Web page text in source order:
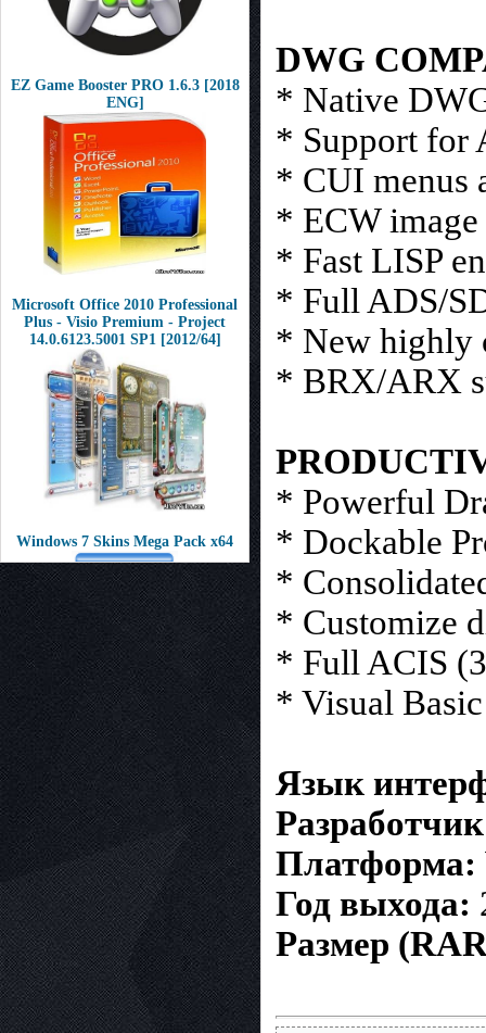
EZ Game Booster PRO 1.6.3 [2018
ENG]
Microsoft Office 2010 Professional
Plus - Visio Premium - Project
14.0.6123.5001 SP1 [2012/64]
Windows 7 Skins Mega Pack x64
DWG
* Native
* Support for
* CUI menus
* ECW
* Fast LISP
* Full ADS/
* New highly
* BRX/ARX
* Powerful
* Dockable
*
* Customize
* Full ACIS
* Visual
Язык
Платформа:
Год выхода:
Размер